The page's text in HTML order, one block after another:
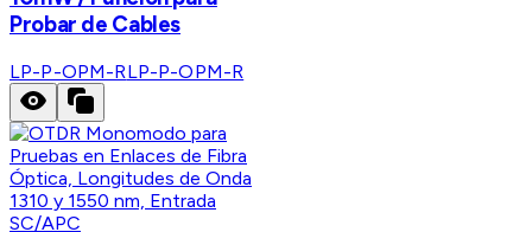
Probar de Cables
LP-P-OPM-RLP-P-OPM-R